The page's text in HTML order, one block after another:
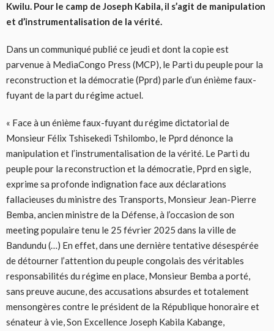
Kwilu. Pour le camp de Joseph Kabila, il s’agit de manipulation
et d’instrumentalisation de la vérité.
Dans un communiqué publié ce jeudi et dont la copie est
parvenue à MediaCongo Press (MCP), le Parti du peuple pour la
reconstruction et la démocratie (Pprd) parle d’un énième faux-
fuyant de la part du régime actuel.
« Face à un énième faux-fuyant du régime dictatorial de
Monsieur Félix Tshisekedi Tshilombo, le Pprd dénonce la
manipulation et l’instrumentalisation de la vérité. Le Parti du
peuple pour la reconstruction et la démocratie, Pprd en sigle,
exprime sa profonde indignation face aux déclarations
fallacieuses du ministre des Transports, Monsieur Jean-Pierre
Bemba, ancien ministre de la Défense, à l’occasion de son
meeting populaire tenu le 25 février 2025 dans la ville de
Bandundu (…) En effet, dans une dernière tentative désespérée
de détourner l’attention du peuple congolais des véritables
responsabilités du régime en place, Monsieur Bemba a porté,
sans preuve aucune, des accusations absurdes et totalement
mensongères contre le président de la République honoraire et
sénateur à vie, Son Excellence Joseph Kabila Kabange,